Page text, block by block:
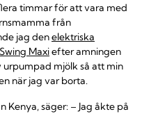
timmar för att vara med
från
jag denelektriska
Maxiefter amningen
mjölk så att min
när jag var borta.
säger: – Jag åkte på